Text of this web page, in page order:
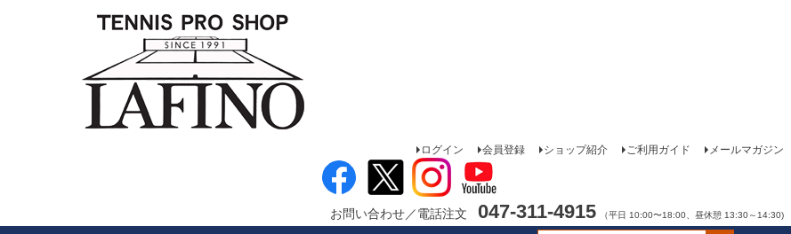
ログイン 会員登録 ショップ紹介 ご利用ガイド メールマガジン
お問い合わせ／電話注文 047-311-4915 （平日 10:00〜18:00、昼休憩 13:30～14:30)